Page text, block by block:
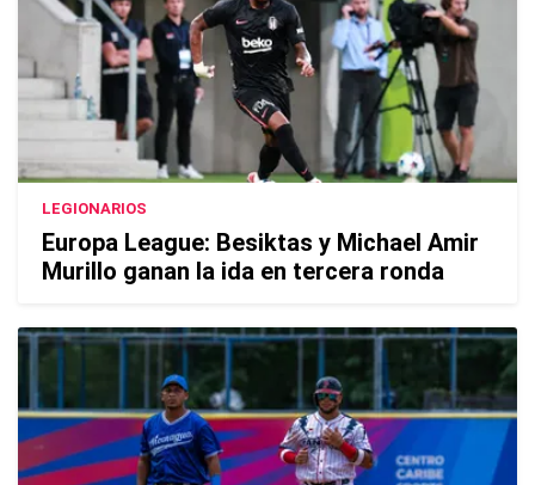
LEGIONARIOS
Europa League: Besiktas y Michael Amir
Murillo ganan la ida en tercera ronda